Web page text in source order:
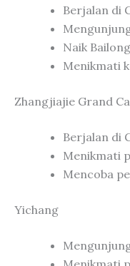
Berjalan di
Naik
Menikmati
Zhangjiajie Grand
Berjalan di
Menikmati
Mencoba
Yichang